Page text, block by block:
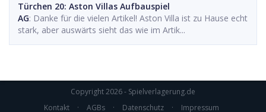
Türchen 20: Aston Villas Aufbauspiel
AG: Danke für die vielen Artikel! Aston Villa ist zu Hause echt
stark, aber auswärts sieht das wie im Artik...
Copyright 2026 - Spielverlagerung.de
Kontakt
· AGBs · Datenschutz · Impressum